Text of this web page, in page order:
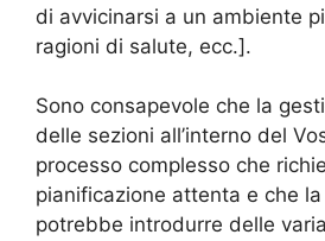
di avvicinarsi a un ambiente
ragioni di salute, ecc.].
Sono consapevole che la
delle sezioni all’interno del
processo complesso che
pianificazione attenta e che
potrebbe introdurre delle